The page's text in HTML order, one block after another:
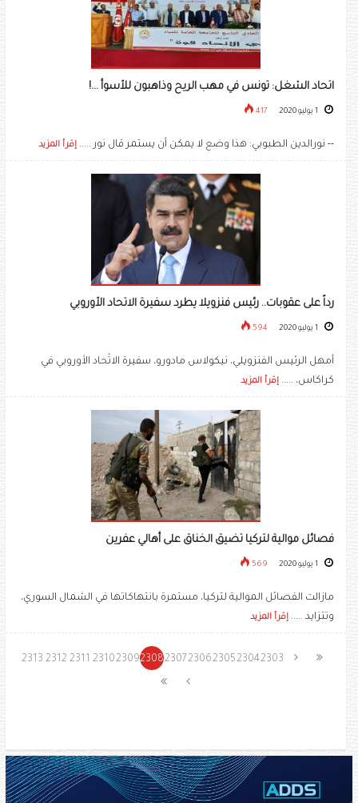
اتحاد الشغل: تونس في مهب الريح وذاهبون للأسوأ ...!
417
-- نورالدين الطبوبي: هذا وضع لا يمكن أن يستمر قال نور ..... إقرأ المزيد
رداً على عقوبات.. رئيس فنزويلا يطرد سفيرة الاتحاد الأوروبي
594
أمهل الرئيس الفنزويلي، نيكولاس مادورو، سفيرة الاتّحاد الأوروبي في
كراكاس، ..... إقرأ المزيد
فصائل موالية لتركيا تضيق الخناق على أهالي عفرين
569
مازالت الفصائل الموالية لتركيا، مستمرة بانتهاكاتها في الشمال السوري،
وتتزايد ..... إقرأ المزيد
2303
2304
2305
2306
2307
2308
2309
2310
2311
2312
2313